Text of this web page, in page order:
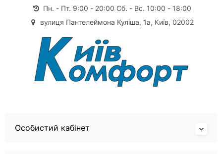
Пн. - Пт. 9:00 - 20:00 Сб. - Вс. 10:00 - 18:00
вулиця Пантелеймона Куліша, 1а, Київ, 02002
Особистий кабінет